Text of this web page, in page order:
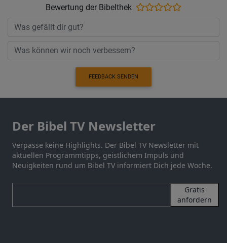
Bewertung der Bibelthek
FEEDBACK SENDEN
Der Bibel TV Newsletter
Verpasse keine Highlights. Der Bibel TV Newsletter mit
aktuellen Programmtipps, geistlichem Impuls und
Neuigkeiten rund um Bibel TV informiert Dich jede Woche.
Gratis
anfordern